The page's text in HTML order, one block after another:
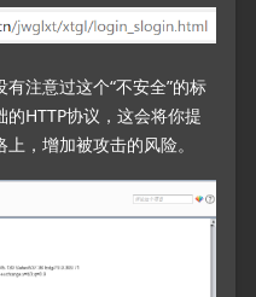
注意过这个“不安全”的标
HTTP协议，这会将你提
，增加被攻击的风险。